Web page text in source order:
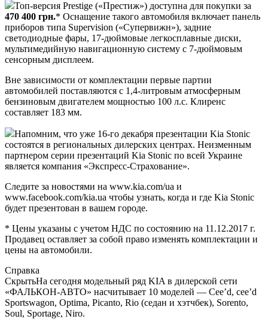
Топ-версия Prestige («Престиж») доступна для покупки за
470 400 грн.* Оснащение такого автомобиля включает панель
приборов типа Supervision («Супервижн»), задние
светодиодные фары, 17-дюймовые легкосплавные диски,
мультимедийную навигационную систему с 7-дюймовым
сенсорным дисплеем.
Вне зависимости от комплектации первые партии
автомобилей поставляются с 1,4-литровым атмосферным
бензиновым двигателем мощностью 100 л.с. Клиренс
составляет 183 мм.
Напомним, что уже 16-го декабря презентации Kia Stonic
состоятся в региональных дилерских центрах. Неизменным
партнером серии презентаций Kia Stonic по всей Украине
является компания «Экспресс-Страхование».
Следите за новостями на www.kia.com/ua и
www.facebook.com/kia.ua чтобы узнать, когда и где Kia Stonic
будет презентован в вашем городе.
* Цены указаны с учетом НДС по состоянию на 11.12.2017 г.
Продавец оставляет за собой право изменять комплектации и
цены на автомобили.
Справка
СкрытьНа сегодня модельный ряд KIA в дилерской сети
«ФАЛЬКОН-АВТО» насчитывает 10 моделей — Cee’d, cee’d
Sportswagon, Optima, Picanto, Rio (седан и хэтчбек), Sorento,
Soul, Sportage, Niro.